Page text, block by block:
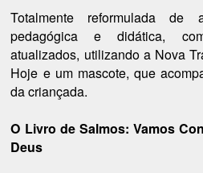
Totalmente reformulada de
pedagógica e didática,
atualizados, utilizando a Nova
Hoje e um mascote, que
da criançada.
O Livro de Salmos: Vamos
Deus